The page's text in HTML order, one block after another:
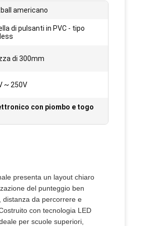
americano
di pulsanti in PVC - tipo
di 300mm
~ 250V
con piombo e togo
presenta un layout chiaro
del punteggio ben
distanza da percorrere e
con tecnologia LED
per scuole superiori,